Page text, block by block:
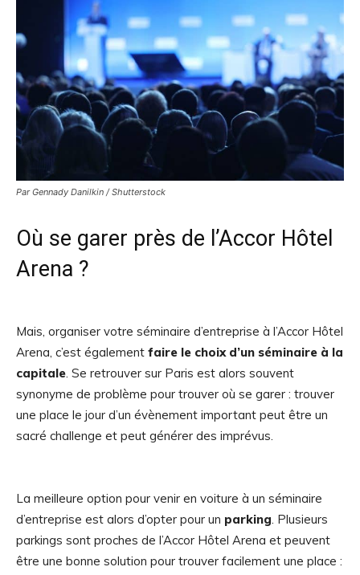
Par Gennady Danilkin / Shutterstock
Où se garer près de l’Accor Hôtel
Arena ?
Mais, organiser votre séminaire d’entreprise à l’Accor Hôtel
Arena, c’est également faire le choix d’un séminaire à la
capitale. Se retrouver sur Paris est alors souvent
synonyme de problème pour trouver où se garer : trouver
une place le jour d’un évènement important peut être un
sacré challenge et peut générer des imprévus.
La meilleure option pour venir en voiture à un séminaire
d’entreprise est alors d’opter pour un parking. Plusieurs
parkings sont proches de l’Accor Hôtel Arena et peuvent
être une bonne solution pour trouver facilement une place :